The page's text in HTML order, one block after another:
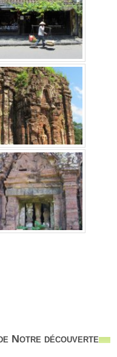
Notre découverte